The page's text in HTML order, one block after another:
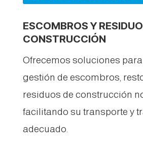
ESCOMBROS Y
CONSTRUCCIÓN
Ofrecemos soluciones
gestión de escombros,
residuos de construcción
facilitando su transporte y
adecuado.